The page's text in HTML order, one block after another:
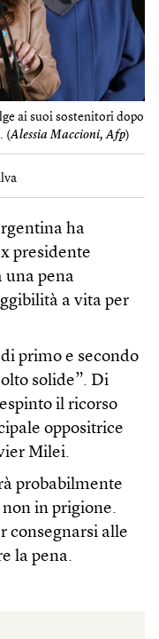
ai suoi sostenitori dopo
(Alessia Maccioni, Afp)
ha
presidente
una pena
a vita per
primo e secondo
solide”. Di
il ricorso
oppositrice
Milei.
probabilmente
in prigione.
consegnarsi alle
la pena.